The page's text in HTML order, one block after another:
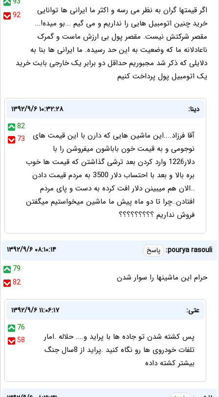
92
اگر قیمتها گران به نظر می رسه و اکثر ما ایرانی ها توانایی
خرید چنین اتومبیل هایی را نداریم و می گیم ...بو میده!...
مقصر شرکتش نیست. مقصر پول بی ارزش ماست و گمرک
ناعادلانه ما که وضعیت به این حد رسیده. ما ایرانی ها بنا به
دلایلی که ذکر شد مجبوریم حداقل دو برابر یک خارجی بابت خرید
یک اتومبیل پول پرداخت کنیم
دینا:
۱۳۹۲/۹/۶ ۱۰:۳۲:۲۸
82
73
آقا فرزاد....این ماشین هایی که دارن با این قیمت های
نوجومی و به قیمت خون باباشون میفروشن را با
دلار1226 وارد کردن بعد ترشی گذاشتن که قیمت ها خوب
بره بالا و بعد با احتساب دلار 3500 به مردم قیمت دادن
..الان هم میبینن دلار افت کرده به دست و پای مردم
افتادن..چرا تا دو ماه پیش ما ماشین میخواستیم میگفتن
فروش نداریم ؟؟؟؟؟؟؟؟؟
pourya rasouli: پاسخ
۱۳۹۲/۹/۶ ۰۸:۱۰:۱۴
79
82
حرام اين ماشينها را سوار شدن
عتی:
۱۳۹۲/۹/۶ ۱۱:۰۶:۱۷
76
58
پس کشته شدن تو جاده ها با پراید و.... حلاله .امار
تلفات خودروی ها رو نگاه کنید .پراید از 8سال جنگ
بیشتر کشته داده